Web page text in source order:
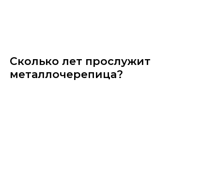
Сколько лет прослужит
металлочерепица?